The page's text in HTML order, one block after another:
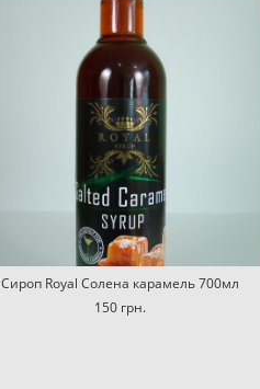
Сироп Royal Солена карамель 700мл
150 грн.